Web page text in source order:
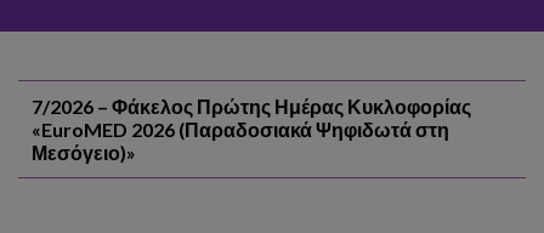
7/2026 – Φάκελος Πρώτης Ημέρας Κυκλοφορίας
«EuroMED 2026 (Παραδοσιακά Ψηφιδωτά στη
Μεσόγειο)»